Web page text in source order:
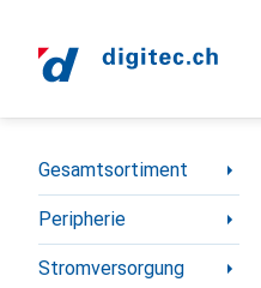
Navigation nach Kategorien
Gesamtsortiment
Peripherie
Stromversorgung